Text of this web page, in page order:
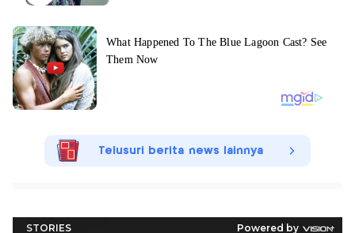
Telusuri berita news lainnya